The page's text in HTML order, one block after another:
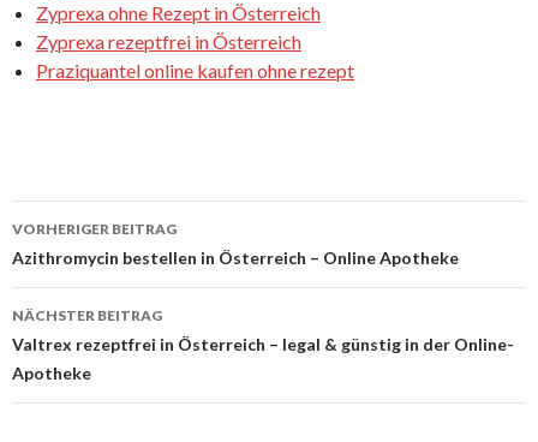
Zyprexa ohne Rezept in Österreich
Zyprexa rezeptfrei in Österreich
Praziquantel online kaufen ohne rezept
Beitrags-
Navigation
VORHERIGER BEITRAG
Azithromycin bestellen in Österreich – Online Apotheke
NÄCHSTER BEITRAG
Valtrex rezeptfrei in Österreich – legal & günstig in der Online-
Apotheke